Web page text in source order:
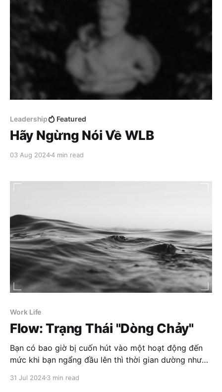
Leadership Featured
Hãy Ngừng Nói Về WLB
03 Aug 20244 min read
Work Life
Flow: Trạng Thái "Dòng Chảy"
Bạn có bao giờ bị cuốn hút vào một hoạt động đến
mức khi bạn ngẩng đầu lên thì thời gian dường như
thấy bạn đang ở trạng thái flow.
31 Jul 20243 min read